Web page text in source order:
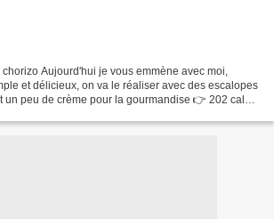
avec moi,
et délicieux, on va le réaliser avec des escalopes
un peu de crème pour la gourmandise 👉 202 cal